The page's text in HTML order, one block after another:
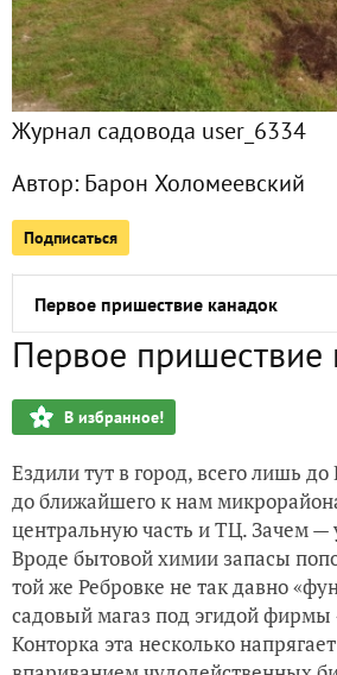
Журнал садовода user_6334
Автор: Барон Холомеевский
Подписаться
Почему я купил (ещё одну) книгу
Много осенних снимков. Теперь
Опупея колодезная
Много осенних снимков. Сперва
Три брата
Первое пришествие канадок
Халява, сэр!
Совсем не земледельческий пост
Первый цветок
Развлекушечка, однако :((
Деревенское бытие - записки
Первое пришествие
В избранное!
Ездили тут в город, всего лишь до
до ближайшего к нам
центральную часть и ТЦ. Зачем
Вроде бытовой химии запасы
той же Ребровке не так давно
садовый магаз под эгидой фирмы
Конторка эта несколько